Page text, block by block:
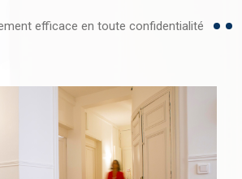
efficace en toute confidentialité